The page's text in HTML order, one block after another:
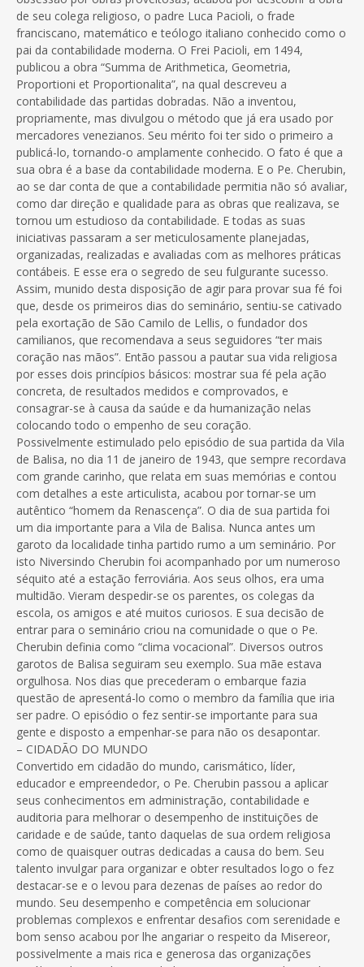
de seu colega religioso, o padre Luca Pacioli, o frade
franciscano, matemático e teólogo italiano conhecido como o
pai da contabilidade moderna. O Frei Pacioli, em 1494,
publicou a obra “Summa de Arithmetica, Geometria,
Proportioni et Proportionalita”, na qual descreveu a
contabilidade das partidas dobradas. Não a inventou,
propriamente, mas divulgou o método que já era usado por
mercadores venezianos. Seu mérito foi ter sido o primeiro a
publicá-lo, tornando-o amplamente conhecido. O fato é que a
sua obra é a base da contabilidade moderna. E o Pe. Cherubin,
ao se dar conta de que a contabilidade permitia não só avaliar,
como dar direção e qualidade para as obras que realizava, se
tornou um estudioso da contabilidade. E todas as suas
iniciativas passaram a ser meticulosamente planejadas,
organizadas, realizadas e avaliadas com as melhores práticas
contábeis. E esse era o segredo de seu fulgurante sucesso.
Assim, munido desta disposição de agir para provar sua fé foi
que, desde os primeiros dias do seminário, sentiu-se cativado
pela exortação de São Camilo de Lellis, o fundador dos
camilianos, que recomendava a seus seguidores “ter mais
coração nas mãos”. Então passou a pautar sua vida religiosa
por esses dois princípios básicos: mostrar sua fé pela ação
concreta, de resultados medidos e comprovados, e
consagrar-se à causa da saúde e da humanização nelas
colocando todo o empenho de seu coração.
Possivelmente estimulado pelo episódio de sua partida da Vila
de Balisa, no dia 11 de janeiro de 1943, que sempre recordava
com grande carinho, que relata em suas memórias e contou
com detalhes a este articulista, acabou por tornar-se um
autêntico “homem da Renascença”. O dia de sua partida foi
um dia importante para a Vila de Balisa. Nunca antes um
garoto da localidade tinha partido rumo a um seminário. Por
isto Niversindo Cherubin foi acompanhado por um numeroso
séquito até a estação ferroviária. Aos seus olhos, era uma
multidão. Vieram despedir-se os parentes, os colegas da
escola, os amigos e até muitos curiosos. E sua decisão de
entrar para o seminário criou na comunidade o que o Pe.
Cherubin definia como “clima vocacional”. Diversos outros
garotos de Balisa seguiram seu exemplo. Sua mãe estava
orgulhosa. Nos dias que precederam o embarque fazia
questão de apresentá-lo como o membro da família que iria
ser padre. O episódio o fez sentir-se importante para sua
gente e disposto a empenhar-se para não os desapontar.
– CIDADÃO DO MUNDO
Convertido em cidadão do mundo, carismático, líder,
educador e empreendedor, o Pe. Cherubin passou a aplicar
seus conhecimentos em administração, contabilidade e
auditoria para melhorar o desempenho de instituições de
caridade e de saúde, tanto daquelas de sua ordem religiosa
como de quaisquer outras dedicadas a causa do bem. Seu
talento invulgar para organizar e obter resultados logo o fez
destacar-se e o levou para dezenas de países ao redor do
mundo. Seu desempenho e competência em solucionar
problemas complexos e enfrentar desafios com serenidade e
bom senso acabou por lhe angariar o respeito da Misereor,
possivelmente a mais rica e generosa das organizações